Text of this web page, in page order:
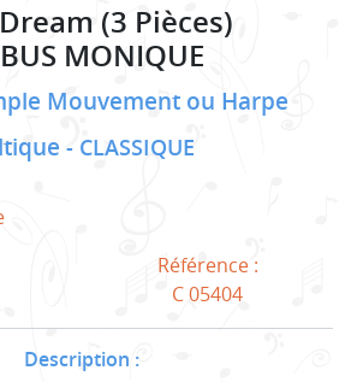
(3 Pièces)
MONIQUE
Mouvement ou Harpe
CLASSIQUE
Référence :
C 05404
Description :